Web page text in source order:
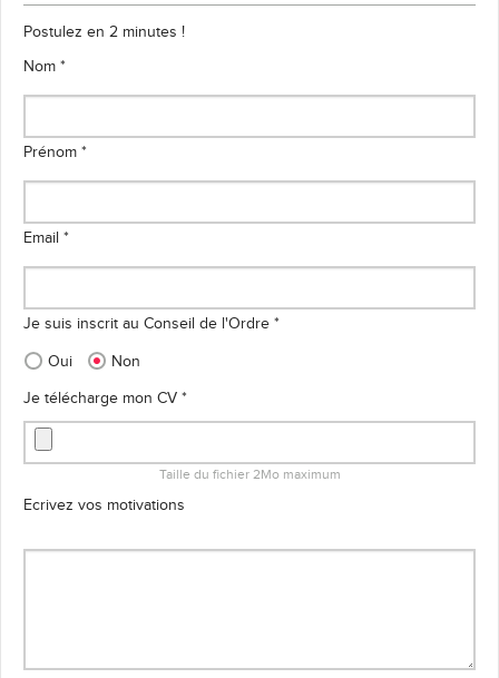
Postulez en 2 minutes !
Nom *
Prénom *
Email *
Je suis inscrit au Conseil de l'Ordre *
Oui
Non
Je télécharge mon CV *
Taille du fichier 2Mo maximum
Ecrivez vos motivations